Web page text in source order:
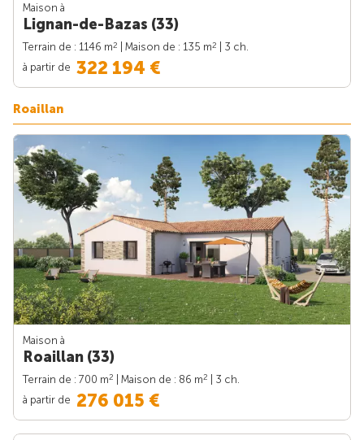
Maison à
Lignan-de-Bazas (33)
Terrain de : 1146 m2 | Maison de : 135 m2
| 3 ch.
à partir de 322 194 €
Roaillan
Maison à
Roaillan (33)
Terrain de : 700 m2 | Maison de : 86 m2
| 3 ch.
à partir de 276 015 €